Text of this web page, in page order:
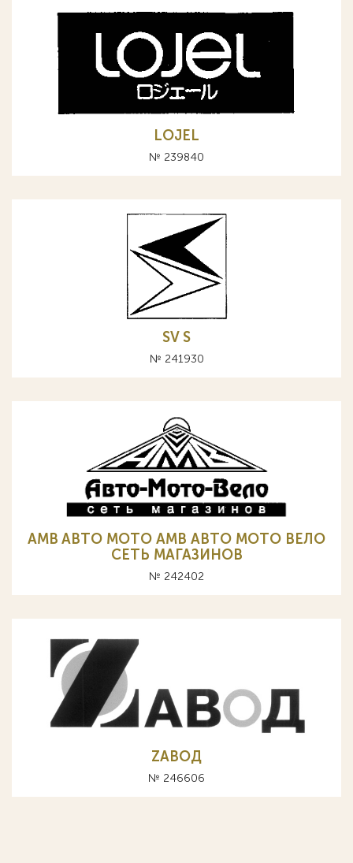
LOJEL
№ 239840
SV S
№ 241930
AMB ABTO MOTO АМВ АВТО МОТО ВЕЛО
СЕТЬ МАГАЗИНОВ
№ 242402
ZАВОД
№ 246606